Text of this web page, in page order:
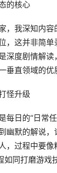
的核心
，我深知内
，这并非简
深度剧情解
垂直领域的优
怪升级
每日的“日常
幽默的解说
，过程中要
如同打磨游戏